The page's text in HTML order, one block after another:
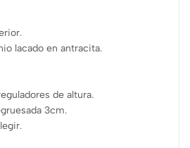
lacado en antracita.
de altura.
3cm.